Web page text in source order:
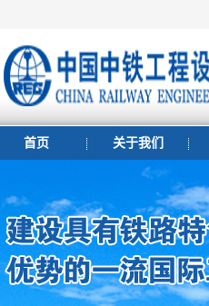
首页 关于我们